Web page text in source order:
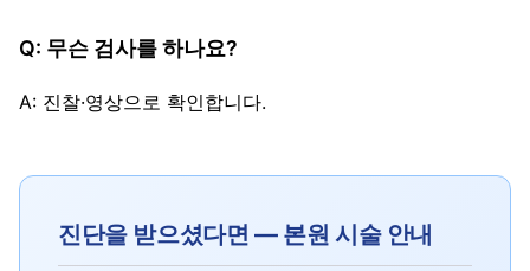
Q: 무슨 검사를 하나요?
A: 진찰·영상으로 확인합니다.
진단을 받으셨다면 — 본원 시술 안내